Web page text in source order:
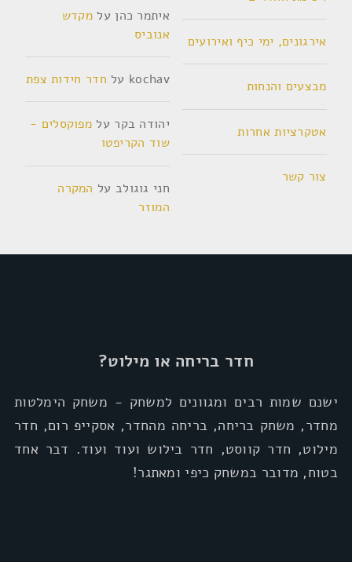
אירגונים, ימי כיף ואירועים
מבצעים והנחות
אטקרציות אחרות
צור קשר
איתמר כהן על מקדש
אנוביס
kochav על חדר חידות צפת
יהודה בקר על מפוקסלים -
שוד הקריפטו
חני גוגולב על המקרה
המוזר
חדר בריחה או מילוט?
ישנם שמות רבים ומגוונים למשחק - משחק הימלטות
מחדר, משחק בריחה, בריחה מהחדר, אסקייפ רום, חדר
מילוט, חדר קווסט, חדר בילוש ועוד ועוד. דבר אחד
בטוח, מדובר במשחק כיפי ומאתגר!